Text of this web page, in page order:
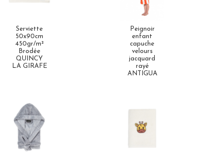
Serviette
50x90cm
450gr/m²
Brodée
QUINCY
LA GIRAFE
Peignoir
enfant
capuche
velours
jacquard
rayé
ANTIGUA